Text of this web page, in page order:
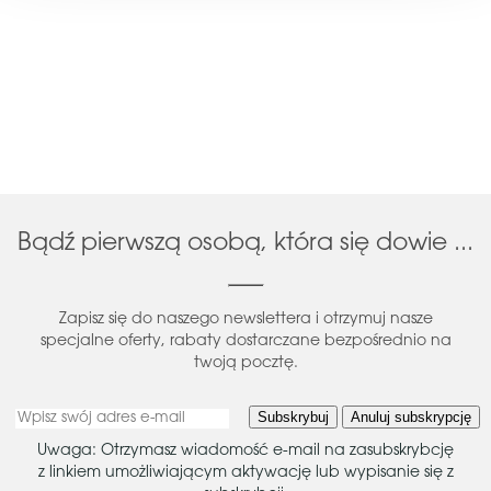
Bądź pierwszą osobą, która się dowie ...
Zapisz się do naszego newslettera i otrzymuj nasze
specjalne oferty, rabaty dostarczane bezpośrednio na
twoją pocztę.
Subskrybuj Anuluj subskrypcję
Uwaga: Otrzymasz wiadomość e-mail na zasubskrybcję
z linkiem umożliwiającym aktywację lub wypisanie się z